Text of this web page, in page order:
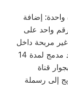
إضافة
على
داخل
متوسط ​​صحي عضوي. يمكن أن يجلس سداد مدمج لمدة 14
قناة
إلى رسملة